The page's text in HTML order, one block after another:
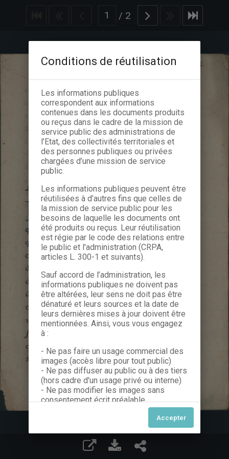
/ 2
Conditions de réutilisation
Les informations publiques
correspondent aux informations
contenues dans les documents produits
ou reçus dans le cadre de la mission de
service public des administrations de
l’Etat, des collectivités territoriales et
des personnes publiques ou privées
chargées d’une mission de service
public.
Les informations publiques peuvent être
réutilisées à d’autres fins que celles de
la mission de service public pour les
besoins de laquelle les documents ont
été produits ou reçus. Leur réutilisation
est régie par le code des relations entre
le public et l'administration (CRPA,
articles L. 300-1 et suivants).
Sauf accord de l’administration, les
informations publiques ne doivent pas
être altérées, leur sens ne doit pas être
dénaturé et leurs sources et la date de
leurs dernières mises à jour doivent être
mentionnées. Ainsi, vous vous engagez
à :
- Ne pas faire un usage commercial des
images (accès libre pour tout public)
- Ne pas diffuser au public ou à des tiers
(hors cadre d'un usage privé ou interne)
- Ne pas modifier les images sans
consentement écrit préalable
Dans le cas contraire, nous vous invitons
à nous contacter afin de solliciter le type
de Licence souhaitée parmi celles
proposées et le cas échéant, acquitter